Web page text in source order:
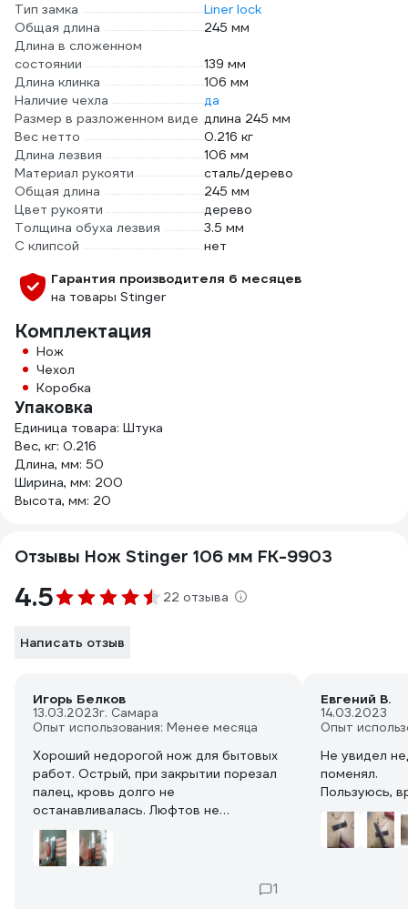
Тип замка
Liner lock
Общая длина
245 мм
Длина в сложенном
состоянии
139 мм
Длина клинка
106 мм
Наличие чехла
да
Размер в разложенном виде длина 245 мм
Вес нетто
0.216 кг
Длина лезвия
106 мм
Материал рукояти
сталь/дерево
Общая длина
245 мм
Цвет рукояти
дерево
Толщина обуха лезвия
3.5 мм
С клипсой
нет
Гарантия производителя 6 месяцев
на товары Stinger
Комплектация
Нож
Чехол
Коробка
Упаковка
Единица товара: Штука
Вес, кг: 0.216
Длина, мм: 50
Ширина, мм: 200
Высота, мм: 20
Отзывы Нож Stinger 106 мм FK-9903
4.5 22 отзыва
Написать отзыв
Игорь Белков
13.03.2023г. Самара
Опыт использования: Менее месяца
Хороший недорогой нож для бытовых
работ. Острый, при закрытии порезал
палец, кровь долго не
останавливалась. Люфтов не
обнаружил, надежный фиксатор
лезвия. Цвет рукоятки несколько
отличается от той что на фото в
магазине. Не критично, на функционал1
Евгений В.
14.03.2023
Опыт
Не увидел
поменял.
Пользуюсь,